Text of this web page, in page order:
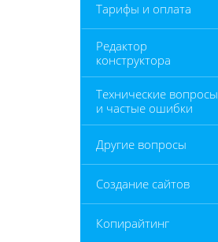
Тарифы и оплата
Редактор
конструктора
Технические вопросы
и частые ошибки
Другие вопросы
Создание сайтов
Копирайтинг